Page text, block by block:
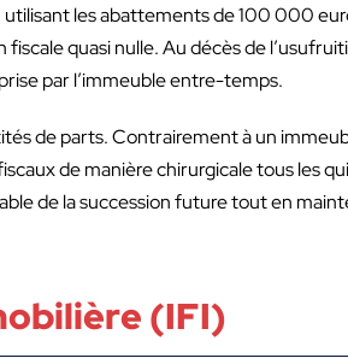
les abattements de 100 000
quasi nulle. Au décès de
par l’immeuble entre-temps.
de parts. Contrairement à un
de manière chirurgicale tous les
de la succession future tout en
(IFI)